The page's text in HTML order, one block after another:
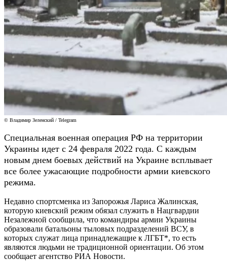
© Владимир Зеленский / Telegram
Специальная военная операция РФ на территории
Украины идет с 24 февраля 2022 года. С каждым
новым днем боевых действий на Украине всплывает
все более ужасающие подробности армии киевского
режима.
Недавно спортсменка из Запорожья Лариса Жалинская,
которую киевский режим обязал служить в Нацгвардии
Незалежной сообщила, что командиры армии Украины
образовали батальоны тыловых подразделений ВСУ, в
которых служат лица принадлежащие к ЛГБТ*, то есть
являются людьми не традиционной ориентации. Об этом
сообщает агентство РИА Новости.